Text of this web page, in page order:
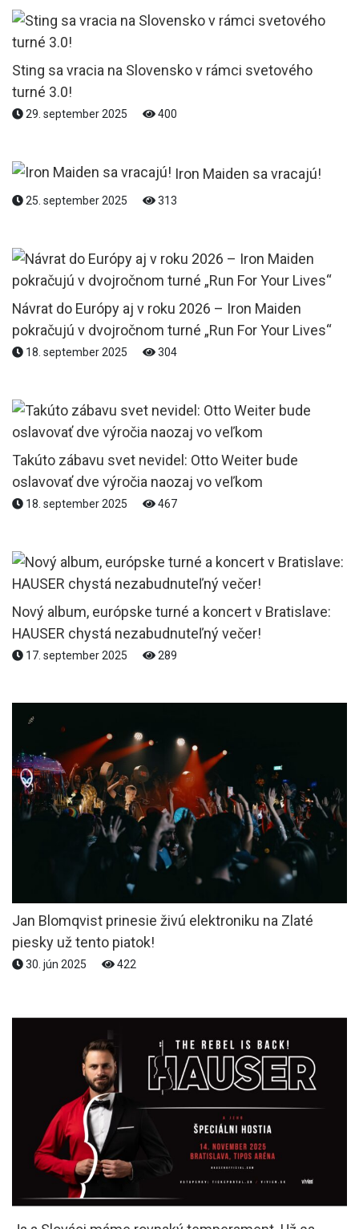
Sting sa vracia na Slovensko v rámci svetového
turné 3.0!
29. september 2025 400
Iron Maiden sa vracajú!
25. september 2025 313
Návrat do Európy aj v roku 2026 – Iron Maiden
pokračujú v dvojročnom turné „Run For Your Lives“
18. september 2025 304
Takúto zábavu svet nevidel: Otto Weiter bude
oslavovať dve výročia naozaj vo veľkom
18. september 2025 467
Nový album, európske turné a koncert v Bratislave:
HAUSER chystá nezabudnuteľný večer!
17. september 2025 289
Jan Blomqvist prinesie živú elektroniku na Zlaté
piesky už tento piatok!
30. jún 2025 422